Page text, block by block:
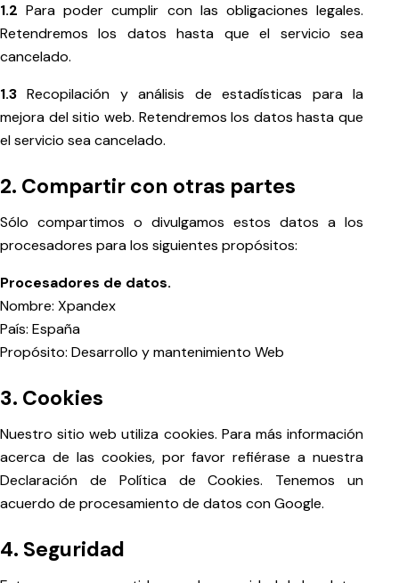
1.2 Para poder cumplir con las obligaciones legales.
Retendremos los datos hasta que el servicio sea
cancelado.
1.3 Recopilación y análisis de estadísticas para la
mejora del sitio web. Retendremos los datos hasta que
el servicio sea cancelado.
2. Compartir con otras partes
Sólo compartimos o divulgamos estos datos a los
procesadores para los siguientes propósitos:
Procesadores de datos.
Nombre: Xpandex
País: España
Propósito: Desarrollo y mantenimiento Web
3. Cookies
Nuestro sitio web utiliza cookies. Para más información
acerca de las cookies, por favor refiérase a nuestra
Declaración de Política de Cookies. Tenemos un
acuerdo de procesamiento de datos con Google.
4. Seguridad